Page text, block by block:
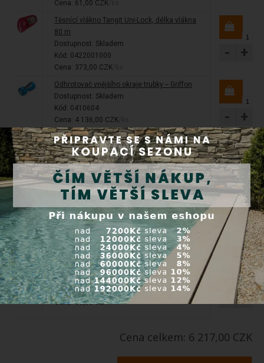
Cena: 61,00 CZK
Těsnící vlákno Tangit Uni-Lock, délka vlákna
80 m
Dostupnost: Skladem
Kód: 0422001000
Cena: 373,00 CZK
- +
Odhrotovač vnějšího okraje trubky -- Griffon
Dostupnost: Skladem
Kód: 0410604
Cena: 4 136,00 CZK
- +
PVC Trubková svorka 31-35 mm, d=31-35 mm
Dostupnost:Skladem
Kód: 0606920
Cena: 46,00 CZK/ks -
PVC Trubková svorka 47-51 mm, d=47-51 mm
Dostupnost:Skladem
Kód: 0606940
Cena: 57,00 CZK/ks +
PVC Trubková svorka 60-65 mm, d=60-65 mm
Dostupnost:Skladem
Kód: 0606950
Cena: 68,00 CZK/ks +
Cena celkem: 6 217,00 CZK